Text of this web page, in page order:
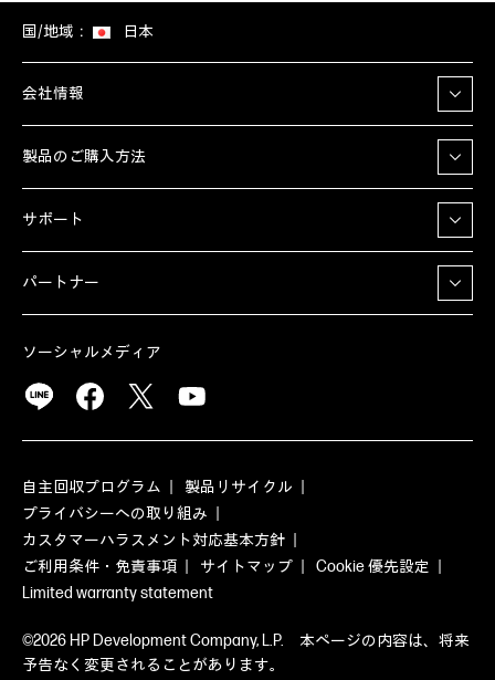
国/地域： 日本
会社情報
製品のご購入方法
サポート
パートナー
ソーシャルメディア
自主回収プログラム
製品リサイクル
プライバシーへの取り組み
カスタマーハラスメント対応基本方針
ご利用条件・免責事項
サイトマップ
Cookie 優先設定
Limited warranty statement
©2026 HP Development Company, L.P. 本ページの内容は、将来
予告なく変更されることがあります。